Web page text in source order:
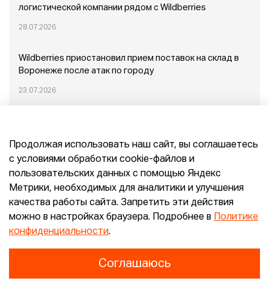
логистической компании рядом с Wildberries
28.07.2026
Wildberries приостановил прием поставок на склад в
Воронеже после атак по городу
23.07.2026
Конец эпохи маркетплейсов: прогнозы сооснователя
Mr.Doors Максима Валецкого
26.06.2026
КонфиденциальностьСогласие
Продолжая использовать наш сайт, вы соглашаетесь
с условиями обработки cookie-файлов и
пользовательских данных с помощью Яндекс
Метрики, необходимых для аналитики и улучшения
качества работы сайта. Запретить эти действия
можно в настройках браузера. Подробнее в
Политике
конфиденциальности.
Соглашаюсь